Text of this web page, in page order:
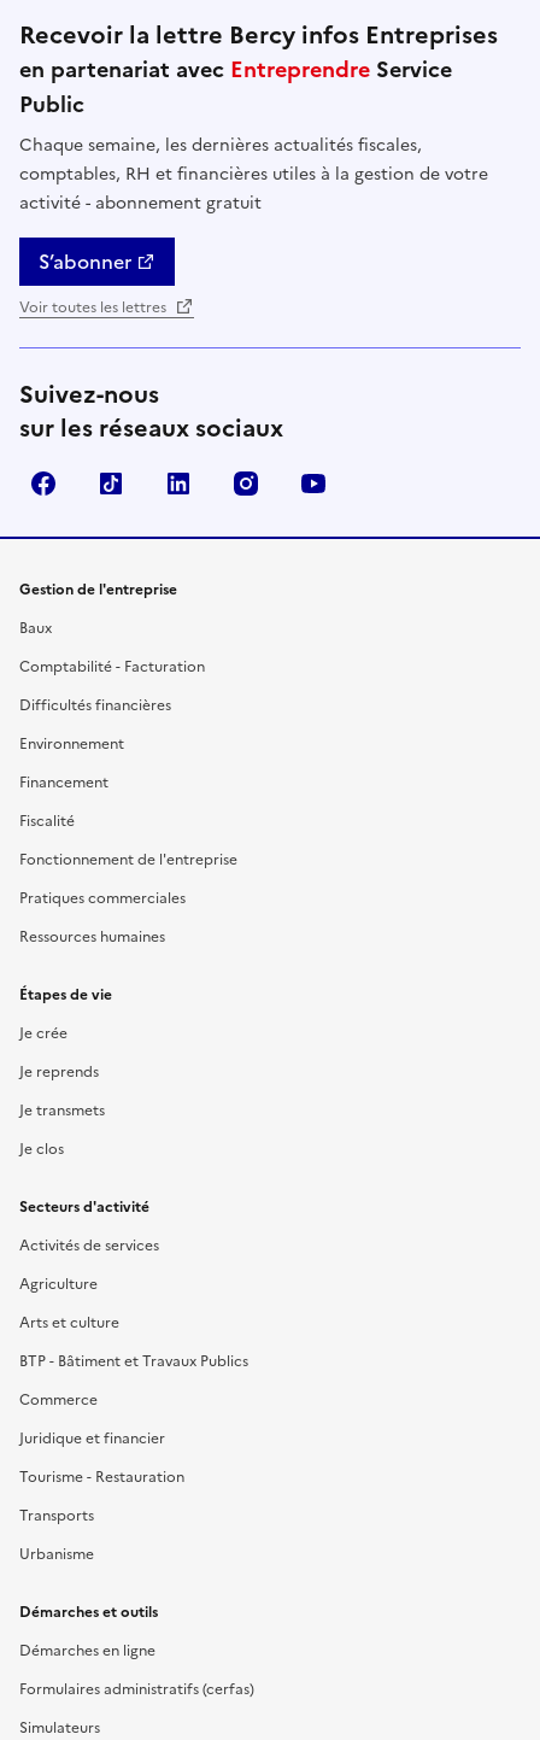
Recevoir la lettre Bercy infos Entreprises
en partenariat avec Entreprendre Service
Public
Chaque semaine, les dernières actualités fiscales,
comptables, RH et financières utiles à la gestion de votre
activité - abonnement gratuit
S’abonner
Voir toutes les lettres
Suivez-nous
sur les réseaux sociaux
FacebookTikTok Linkedin Instagram
Gestion de l'entreprise
Baux
Comptabilité - Facturation
Difficultés financières
Environnement
Financement
Fiscalité
Fonctionnement de l'entreprise
Pratiques commerciales
Ressources humaines
Étapes de vie
Je crée
Je reprends
Je transmets
Je clos
Secteurs d'activité
Activités de services
Agriculture
Arts et culture
BTP - Bâtiment et Travaux Publics
Commerce
Juridique et financier
Tourisme - Restauration
Transports
Urbanisme
Démarches et outils
Démarches en ligne
Formulaires administratifs (cerfas)
Simulateurs